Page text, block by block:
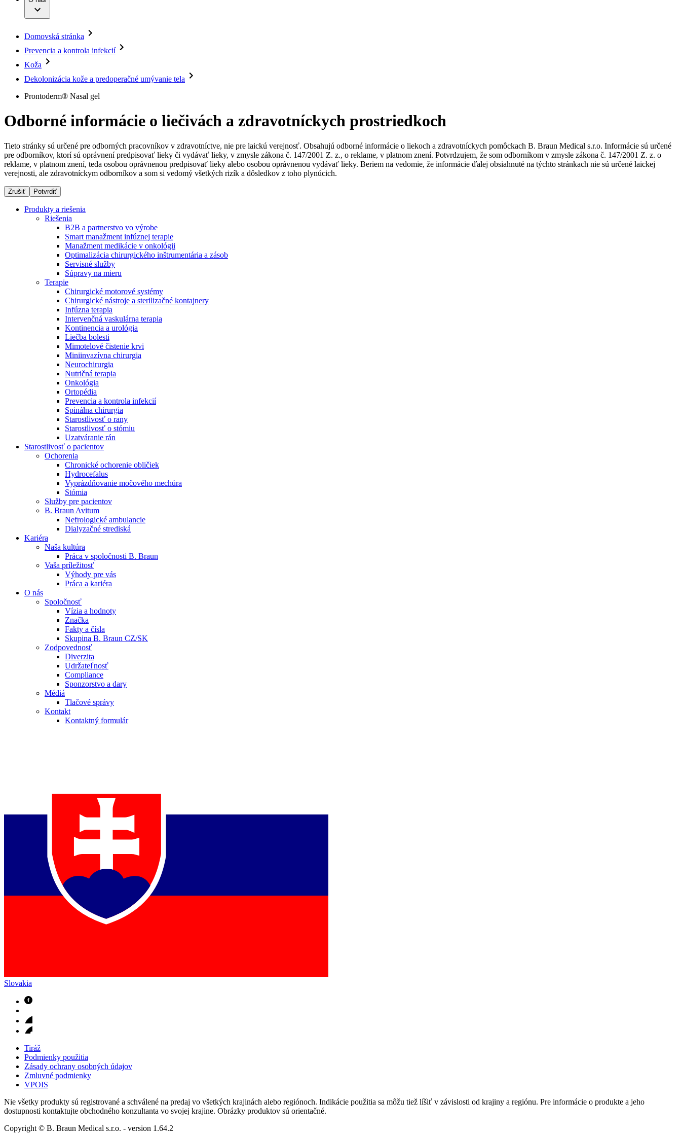
Liečba bolesti
Mimotelové čistenie krvi
Miniinvazívna chirurgia
Neurochirurgia
Onkológia
Ortopédia
Prevencia a kontrola infekcií
Spinálna chirurgia
Starostlivosť o stómiu
Uzatváranie rán
Terapie
Produktový katalóg​
Objavte naše produkty. ​Navštívte produktový katalóg B. Braun​ s našim kompletným produktovým portfóliom.​
Ochorenia
Služby pre pacientov
B. Braun Avitum
Dialyzačné strediská
B. Braun Avitum poskytuje kvalitnú dialyzačnú starostlivosť vo všetkých svojich strediskách na Slovensku. Viac informácií nájdete na stránke jednotlivých stredísk.
V nefrologických ambulanciách prevádzkujeme poradenstvo a prípravu pacientov k jednotlivým metódam náhrady funkcie obličiek. Zvoľte si mesto, ktoré potrebujete a navštívte nás.
Vaša príležitosť
Nájdite si prácu u nás​
Objavte svoje kariérne príležitosti ​v B. Braun. Vyhľadajte náš trh práce​ pre zaujímavé pozície na Slovensku.​
Médiá
Kontakt
Kontaktný formulár
Zodpovednosť
Médiá
Kontakt
Kontakt
Zostaňte v dialógu s B. Braun. Kontaktujte nás.
Domovská stránka
Prevencia a kontrola infekcií
Koža
Dekolonizácia kože a predoperačné umývanie tela
Prontoderm® Nasal gel
Odborné informácie o liečivách a zdravotníckych prostriedkoch
Tieto stránky sú určené pre odborných pracovníkov v zdravotníctve, nie pre laickú verejnosť. Obsahujú odborné informácie o liekoch a zdravotníckych pomôckach B. Braun Medical s.r.o. Informácie sú určené
pre odborníkov, ktorí sú oprávnení predpisovať lieky či vydávať lieky, v zmysle zákona č. 147/2001 Z. z., o reklame, v platnom znení. Potvrdzujem, že som odborníkom v zmysle zákona č. 147/2001 Z. z. o
reklame, v platnom znení, teda osobou oprávnenou predpisovať lieky alebo osobou oprávnenou vydávať lieky. Beriem na vedomie, že informácie ďalej obsiahnuté na týchto stránkach nie sú určené laickej
verejnosti, ale zdravotníckym odborníkov a som si vedomý všetkých rizík a dôsledkov z toho plynúcich.
Zrušiť Potvrdiť
Produkty a riešenia
Riešenia
B2B a partnerstvo vo výrobe
Smart manažment infúznej terapie
Manažment medikácie v onkológii
Optimalizácia chirurgického inštrumentária a zásob
Servisné služby
Súpravy na mieru
Terapie
Chirurgické motorové systémy
Chirurgické nástroje a sterilizačné kontajnery
Infúzna terapia
Intervenčná vaskulárna terapia
Kontinencia a urológia
Liečba bolesti
Mimotelové čistenie krvi
Miniinvazívna chirurgia
Neurochirurgia
Nutričná terapia
Onkológia
Ortopédia
Prevencia a kontrola infekcií
Spinálna chirurgia
Starostlivosť o rany
Starostlivosť o stómiu
Uzatváranie rán
Starostlivosť o pacientov
Ochorenia
Chronické ochorenie obličiek
Hydrocefalus
Vyprázdňovanie močového mechúra
Stómia
Služby pre pacientov
B. Braun Avitum
Nefrologické ambulancie
Dialyzačné strediská
Kariéra
Naša kultúra
Práca v spoločnosti B. Braun
Vaša príležitosť
Výhody pre vás
Práca a kariéra
O nás
Spoločnosť
Vízia a hodnoty
Značka
Fakty a čísla
Skupina B. Braun CZ/SK
Zodpovednosť
Diverzita
Udržateľnosť
Compliance
Sponzorstvo a dary
Médiá
Tlačové správy
Kontakt
Kontaktný formulár
Slovakia
Tiráž
Podmienky použitia
Zásady ochrany osobných údajov
Zmluvné podmienky
VPOIS
Nie všetky produkty sú registrované a schválené na predaj vo všetkých krajinách alebo regiónoch. Indikácie použitia sa môžu tiež líšiť v závislosti od krajiny a regiónu. Pre informácie o produkte a jeho
dostupnosti kontaktujte obchodného konzultanta vo svojej krajine. Obrázky produktov sú orientačné.
Copyright © B. Braun Medical s.r.o. - version 1.64.2